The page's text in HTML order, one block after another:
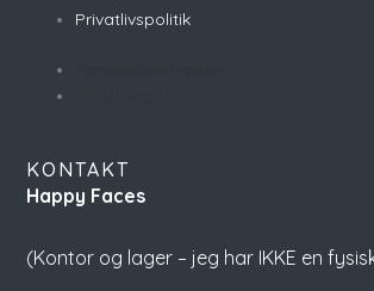
Privatlivspolitik
KONTAKT
Happy Faces
(Kontor og lager – jeg har IKKE en